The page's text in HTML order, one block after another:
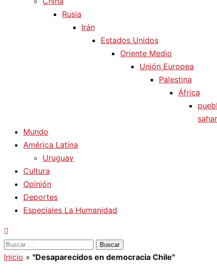
Rusia
Irán
Estados Unidos
Oriente Medio
Unión Europea
Palestina
África
Mundo
América Latina
Uruguay
Cultura
Opinión
Deportes
Especiales La Humanidad
Buscar:
Inicio » "Desaparecidos en democracia Chile"